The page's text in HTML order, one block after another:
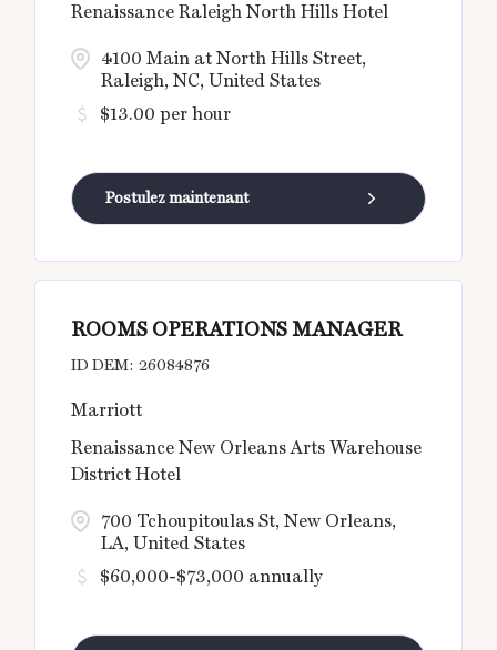
4100 Main at North Hills Street,
Raleigh, NC, United States
Renaissance Raleigh North Hills Hotel
$13.00 per hour
Postulez maintenant
ROOMS OPERATIONS MANAGER
26084876
700 Tchoupitoulas St, New Orleans,
LA, United States
Marriott
Renaissance New Orleans Arts Warehouse
District Hotel
$60,000-$73,000 annually